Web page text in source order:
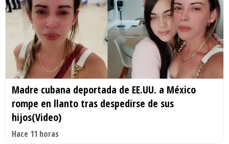
Madre cubana deportada de EE.UU. a México
rompe en llanto tras despedirse de sus
hijos(Video)
Hace 11 horas